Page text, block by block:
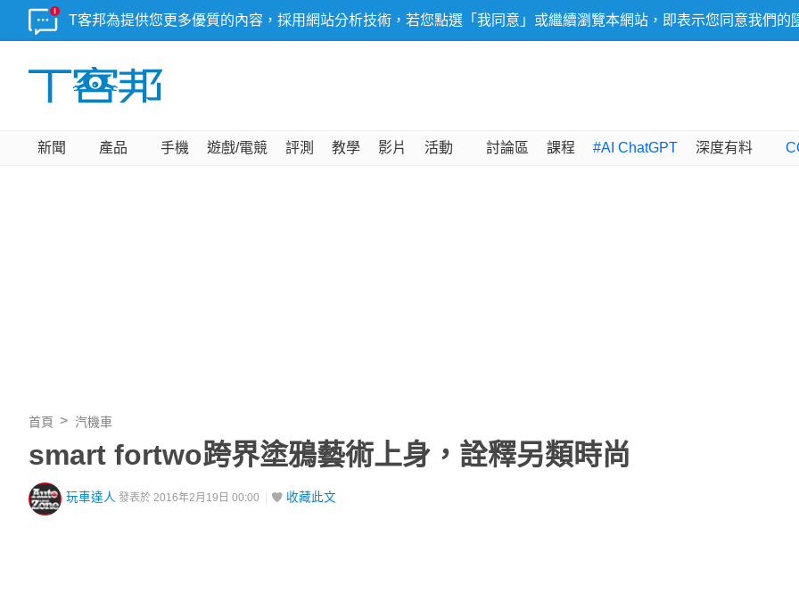
T客邦為提供您更多優質的內容，採用網站分析技術，若您點選「我同意」或繼續瀏覽本網站，即表示您同意我們的
新聞 產品 手機 遊戲/電競 評測 教學 影片 活動 討論區 課程 #AI ChatGPT 深度有料
首頁 汽機車
smart fortwo跨界塗鴉藝術上身，詮釋另類時尚
玩車達人 發表於 2016年2月19日 00:00 收藏此文